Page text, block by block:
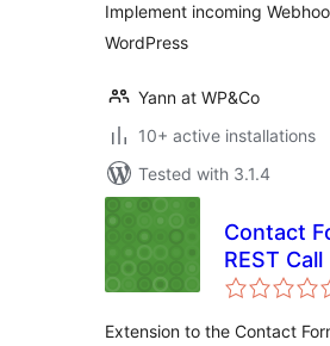
Implement incoming
WordPress
Yann at WP&Co
10+ active installations
Tested with 3.1.4
Contact
REST Call
Extension to the Contact